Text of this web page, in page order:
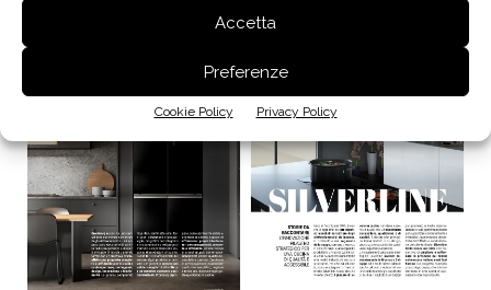
Accetta
Preferenze
Cookie Policy Privacy Policy